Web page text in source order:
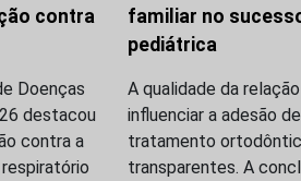
contra
Doenças
destacou
contra a
familiar no
pediátrica
A qualidade da
influenciar a adesão
tratamento
transparentes. A